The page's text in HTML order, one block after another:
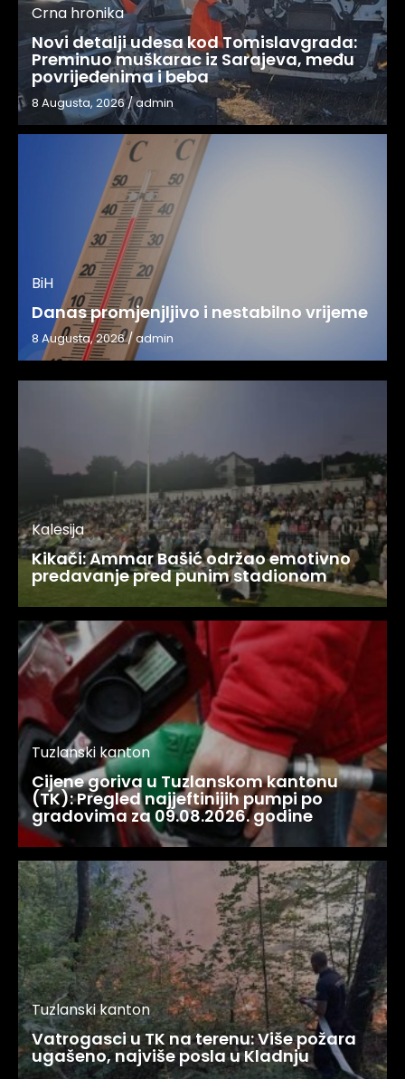
Crna hronika
Novi detalji udesa kod Tomislavgrada:
Preminuo muškarac iz Sarajeva, među
povrijeđenima i beba
8 Augusta, 2026/admin
BiH
Danas promjenjljivo i nestabilno vrijeme
8 Augusta, 2026/admin
Kalesija
Kikači: Ammar Bašić održao emotivno
predavanje pred punim stadionom
Tuzlanski kanton
Cijene goriva u Tuzlanskom kantonu
(TK): Pregled najjeftinijih pumpi po
gradovima za 09.08.2026. godine
Tuzlanski kanton
Vatrogasci u TK na terenu: Više požara
ugašeno, najviše posla u Kladnju